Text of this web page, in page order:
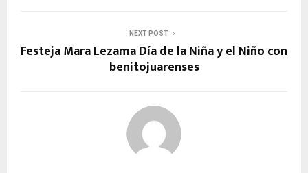
NEXT POST
Festeja Mara Lezama Día de la Niña y el Niño con
benitojuarenses